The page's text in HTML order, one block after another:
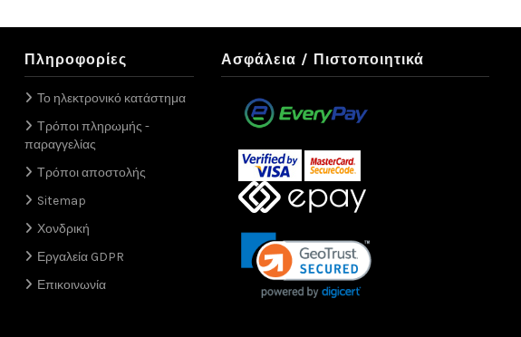
Πληροφορίες
Το ηλεκτρονικό κατάστημα
Τρόποι πληρωμής -
παραγγελίας
Τρόποι αποστολής
Sitemap
Χονδρική
Εργαλεία GDPR
Επικοινωνία
Ασφάλεια / Πιστοποιητικά